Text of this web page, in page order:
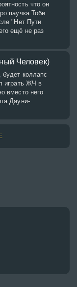
что он
паучка Тоби
"Нет Пути
ещё не раз
Человек)
будет коллапс
играть ЖЧ в
вместо него
Дауни-